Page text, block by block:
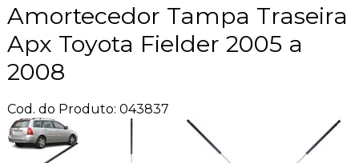
Amortecedor Tampa Traseira
Apx Toyota Fielder 2005 a
2008
Cod. do Produto: 043837